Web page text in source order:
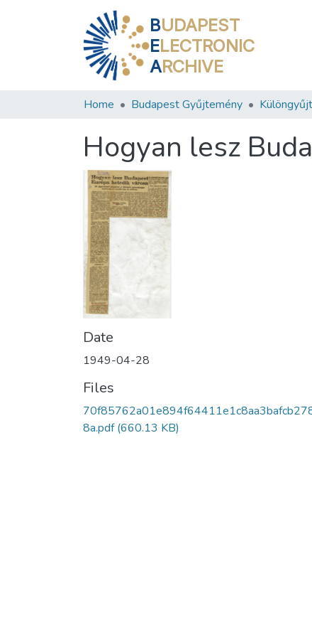
BUDAPEST
ELECTRONIC
ARCHIVE
Home Budapest Gyűjtemény
Hogyan lesz
Date
1949-04-28
Files
8a.pdf(660.13 KB)